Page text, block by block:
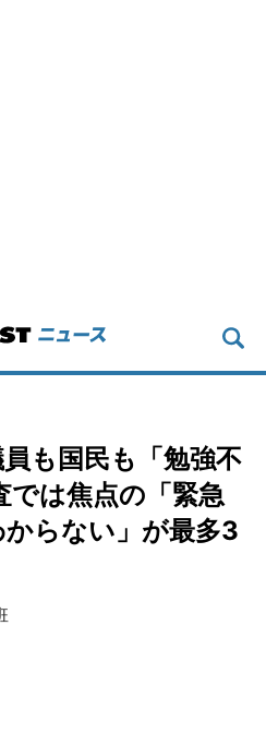
も国民も「勉強不
は焦点の「緊急
らない」が最多3